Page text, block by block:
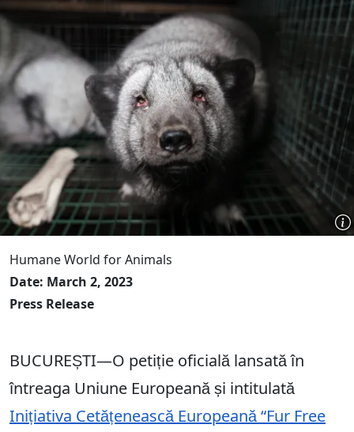
Humane World for Animals
Date: March 2, 2023
Press Release
BUCUREȘTI—O petiție oficială lansată în
întreaga Uniune Europeană și intitulată
Inițiativa Cetățenească Europeană “Fur Free